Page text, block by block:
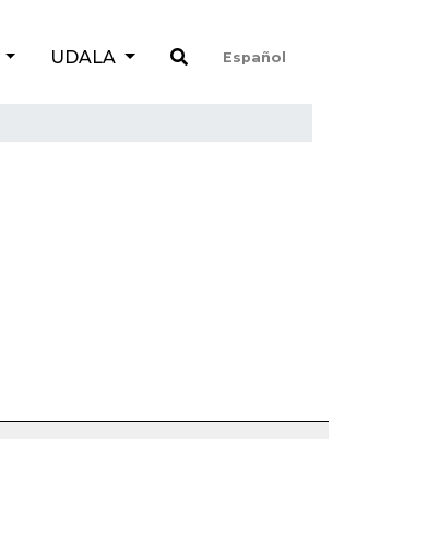
UDALA Español